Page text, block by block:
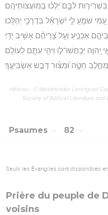
לִבָּ֑ם יֵ֝לְכ֗וּ בְּֽמוֹעֲצוֹתֵיהֶֽם׃
עַ֭מִּי שֹׁמֵ֣עַֽ לִ֑י יִ֝שְׂרָאֵ֗ל בִּדְרָכַ֥י יְהַלֵּֽכוּ׃
אַכְנִ֑יעַ וְעַ֥ל צָ֝רֵיהֶ֗ם אָשִׁ֥יב יָדִֽי׃
יְ֭הוָה יְכַֽחֲשׁוּ־ל֑וֹ וִיהִ֖י עִתָּ֣ם לְעוֹלָֽם׃
מֵחֵ֣לֶב חִטָּ֑ה וּ֝מִצּ֗וּר דְּבַ֣שׁ אַשְׂבִּיעֶֽךָ׃
Hébreu : © Westminster Leningrad
Society of Biblical Literature
Psaumes 82
Seuls les Évangiles sont disponibles
Prière du peuple de
voisins